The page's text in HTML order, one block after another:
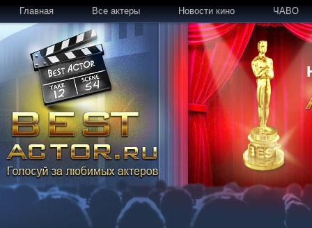
Главная Все актеры Новости кино ЧАВО